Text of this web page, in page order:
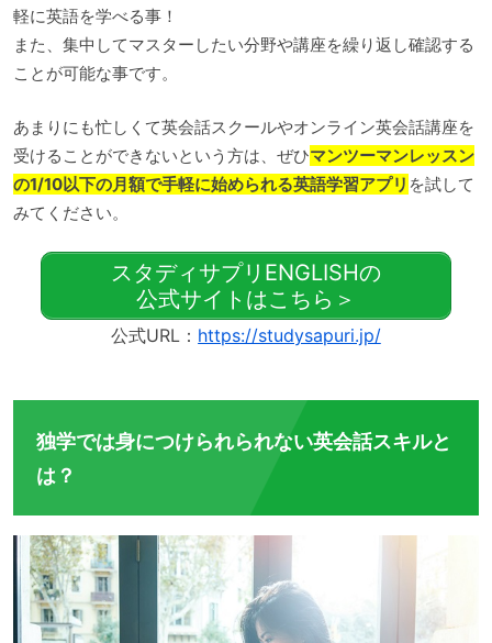
軽に英語を学べる事！
また、集中してマスターしたい分野や講座を繰り返し確認する
ことが可能な事です。
あまりにも忙しくて英会話スクールやオンライン英会話講座を
受けることができないという方は、ぜひマンツーマンレッスン
の1/10以下の月額で手軽に始められる英語学習アプリ を試して
みてください。
スタディサプリENGLISHの
公式サイトはこちら＞
公式URL： https://studysapuri.jp/
独学では身につけられられない英会話スキルと
は？